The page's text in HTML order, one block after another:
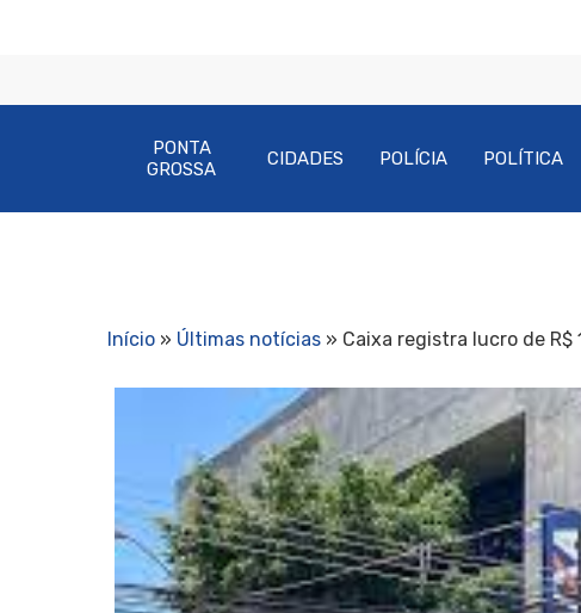
PONTA
GROSSA
CIDADES POLÍCIA POLÍTICA
Início » Últimas notícias » Caixa registra lucro de